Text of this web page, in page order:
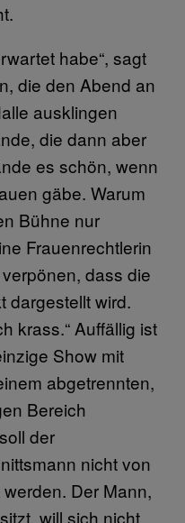
habe“, sagt
die den Abend an
ausklingen
die dann aber
es schön, wenn
gäbe. Warum
Bühne nur
Frauenrechtlerin
dass die
dargestellt wird.
krass.“ Auffällig ist
Show mit
abgetrennten,
Bereich
der
nicht von
Der Mann,
will sich nicht